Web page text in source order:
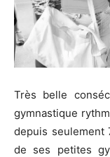
Très belle
gymnastique
depuis seulement
de ses petites